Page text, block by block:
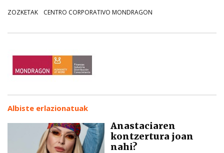
ZOZKETAK CENTRO CORPORATIVO MONDRAGON
Albiste erlazionatuak
Anastaciaren
kontzertura joan
nahi?